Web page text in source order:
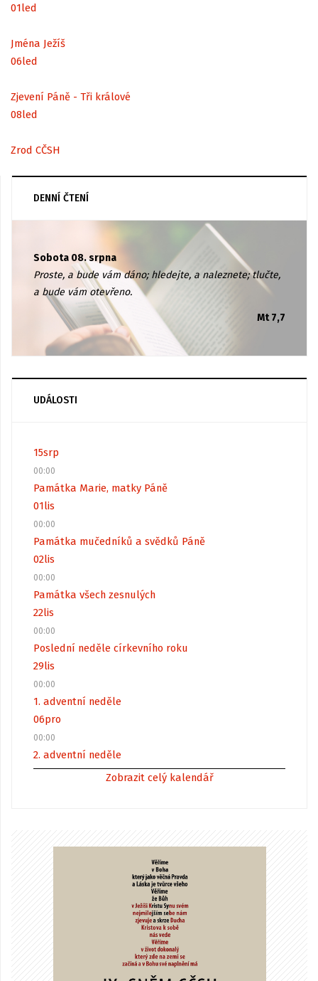
01led
Jména Ježíš
06led
Zjevení Páně - Tři králové
08led
Zrod CČSH
DENNÍ ČTENÍ
Sobota 08. srpna
Proste, a bude vám dáno; hledejte, a naleznete; tlučte,
a bude vám otevřeno.
Mt 7,7
UDÁLOSTI
15srp
00:00
Památka Marie, matky Páně
01lis
00:00
Památka mučedníků a svědků Páně
02lis
00:00
Památka všech zesnulých
22lis
00:00
Poslední neděle církevního roku
29lis
00:00
1. adventní neděle
06pro
00:00
2. adventní neděle
Zobrazit celý kalendář